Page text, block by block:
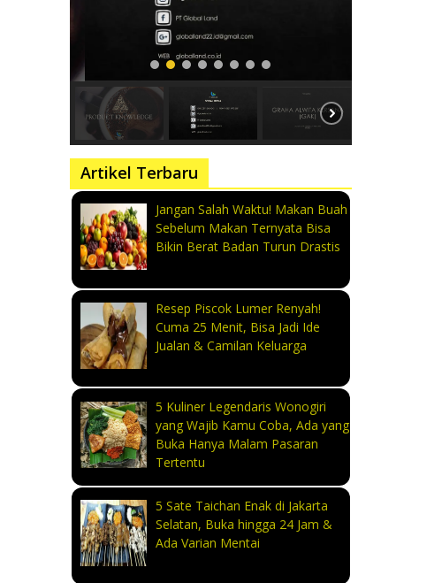
Artikel Terbaru
Jangan Salah Waktu! Makan Buah
Sebelum Makan Ternyata Bisa
Bikin Berat Badan Turun Drastis
Resep Piscok Lumer Renyah!
Cuma 25 Menit, Bisa Jadi Ide
Jualan & Camilan Keluarga
5 Kuliner Legendaris Wonogiri
yang Wajib Kamu Coba, Ada yang
Buka Hanya Malam Pasaran
Tertentu
5 Sate Taichan Enak di Jakarta
Selatan, Buka hingga 24 Jam &
Ada Varian Mentai